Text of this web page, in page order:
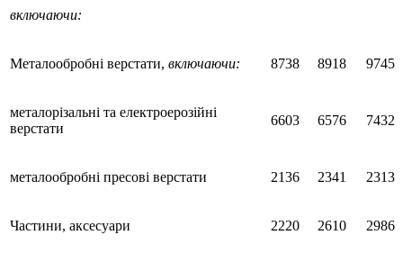
включаючи:
Металообробні верстати, включаючи: 8738 8918 9745
металорізальні та електроерозійні
верстати
6603 6576 7432
металообробні пресові верстати 2136 2341 2313
Частини, аксесуари 2220 2610 2986